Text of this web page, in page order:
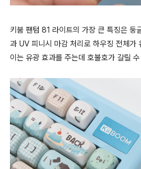
키붐 팬텀 81 라이트의 가장 큰 특징은 둥
과 UV 피니시 마감 처리로 하우징 전체가
이는 유광 효과를 주는데 호불호가 갈릴